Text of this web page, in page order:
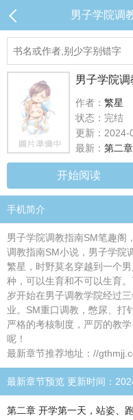
男子学院调
男子学院调
作者： 繁星
状态：完结
更新：2024-
最新： 第二章
开始阅读
手机简介
男子学院调教指南SM笔趣阁
调教指南SM小说，男子学院
繁星，时野莫名穿越到一个
种，可以生育和不可以生育
岁开始在男子调教学院经过
业。SM重口调教，憋尿、打
严格的考核制度，严厉的教
呢！
最新章节推荐地址：//
最新章节预览 更新时间：
第二章 开学第一天，站姿、